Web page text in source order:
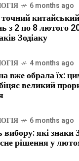
6 months ago
з 2 по 8 лютого
Зодіаку
4 months ago
вже обрала їх:
великий
6 months ago
які знаки
рішення у